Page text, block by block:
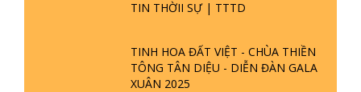
TIN THỜII SỰ | TTTD
TINH HOA ĐẤT VIỆT - CHÙA THIỀN
TÔNG TÂN DIỆU - DIỄN ĐÀN GALA
XUÂN 2025